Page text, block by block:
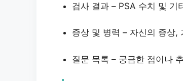
검사 결과 – PSA 수치 및 기
증상 및 병력 – 자신의 증상,
질문 목록 – 궁금한 점이나